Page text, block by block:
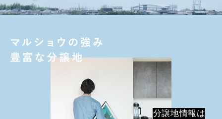
分譲地情報は